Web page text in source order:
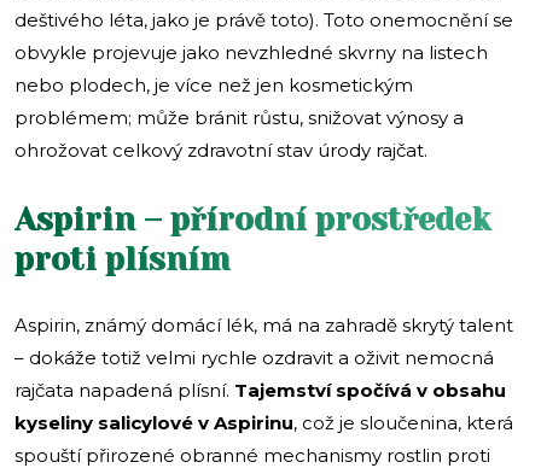
deštivého léta, jako je právě toto). Toto onemocnění se
obvykle projevuje jako nevzhledné skvrny na listech
nebo plodech, je více než jen kosmetickým
problémem; může bránit růstu, snižovat výnosy a
ohrožovat celkový zdravotní stav úrody rajčat.
Aspirin – přírodní prostředek
proti plísním
Aspirin, známý domácí lék, má na zahradě skrytý talent
– dokáže totiž velmi rychle ozdravit a oživit nemocná
rajčata napadená plísní. Tajemství spočívá v obsahu
kyseliny salicylové v Aspirinu, což je sloučenina, která
spouští přirozené obranné mechanismy rostlin proti